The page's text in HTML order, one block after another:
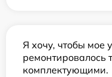
Я хочу, чтобы мое
комплектующими.